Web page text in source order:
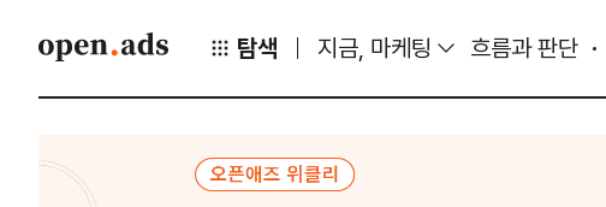
탐색 지금, 마케팅 흐름과 판단